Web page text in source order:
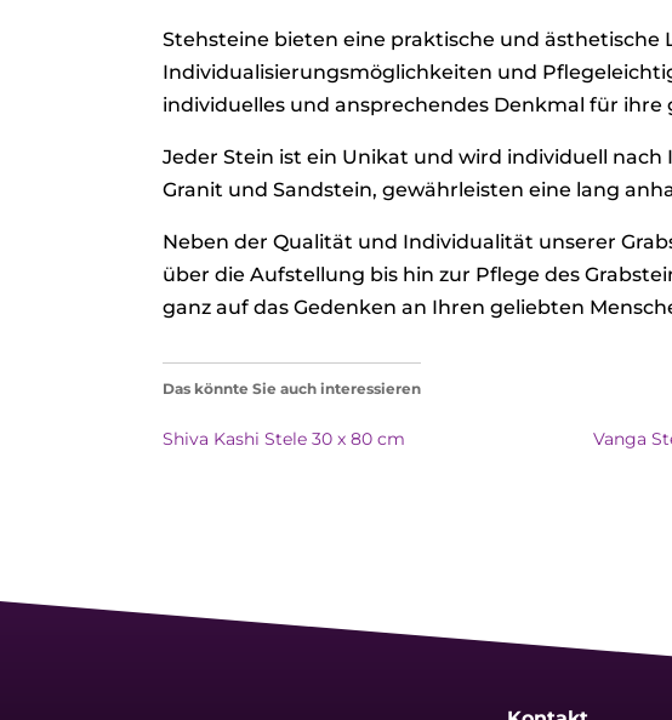
Stehsteine bieten eine praktische und
Individualisierungsmöglichkeiten und
individuelles und ansprechendes Denkmal für ihre
Jeder Stein ist ein Unikat und wird individuell
Granit und Sandstein, gewährleisten eine lang
Neben der Qualität und Individualität unserer
über die Aufstellung bis hin zur Pflege des
ganz auf das Gedenken an Ihren geliebten
Das könnte Sie auch interessieren
Shiva Kashi Stele 30 x 80 cm Vanga